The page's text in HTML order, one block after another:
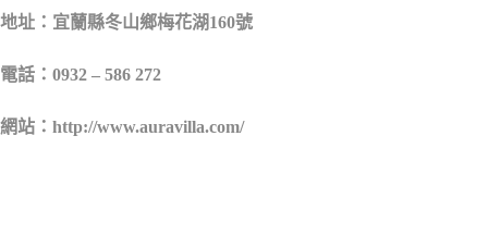
地址：宜蘭縣冬山鄉梅花湖160號
電話：0932 – 586 272
網站：http://www.auravilla.com/